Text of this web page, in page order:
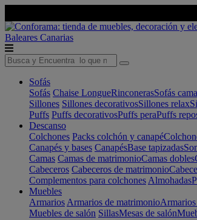
Baleares Canarias
Sofás
Sofás Chaise LongueRinconerasSofás cama
Sillones Sillones decorativosSillones relax
Puffs Puffs decorativosPuffs peraPuffs
Descanso
Colchones Packs colchón y canapé
Canapés y bases CanapésBase tapizadas
Camas Camas de matrimonioCamas dobles
Cabeceros Cabeceros de matrimonio
Complementos para colchones Almohadas
Muebles
Armarios Armarios de matrimonioArmarios
Muebles de salón SillasMesas de salón